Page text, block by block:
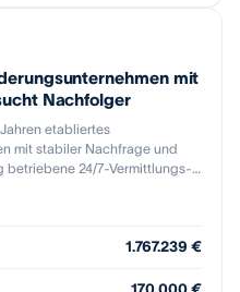
mit
Nachfolger
etabliertes
mit stabiler Nachfrage und
betriebene 24/7-Vermittlungs-
Jahr) betreut Privat- und
für planbare, robuste
Fuhrpark ist auf
1.767.239 €